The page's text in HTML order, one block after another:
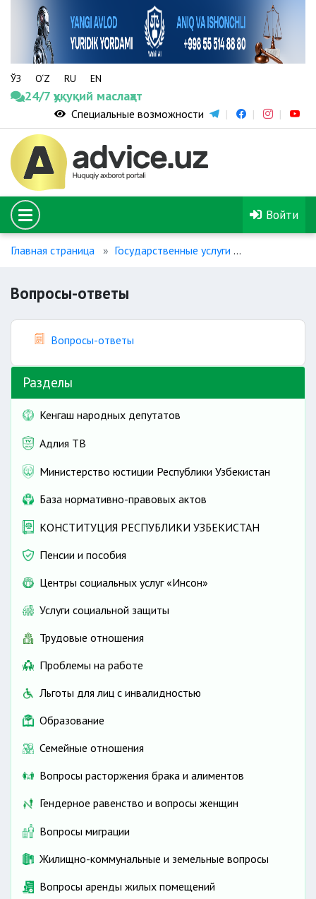
ЎЗ O‘Z RU EN
24/7 ҳуқуқий маслаҳат
Специальные возможности
Войти
Главная страница Государственные услуги
Вопросы-ответы
Вопросы-ответы
Разделы
Кенгаш народных депутатов
Адлия ТВ
Министерство юстиции Республики Узбекистан
База нормативно-правовых актов
КОНСТИТУЦИЯ РЕСПУБЛИКИ УЗБЕКИСТАН
Пенсии и пособия
Центры социальных услуг «Инсон»
Услуги социальной защиты
Трудовые отношения
Проблемы на работе
Льготы для лиц с инвалидностью
Образование
Семейные отношения
Вопросы расторжения брака и алиментов
Гендерное равенство и вопросы женщин
Вопросы миграции
Жилищно-коммунальные и земельные вопросы
Вопросы аренды жилых помещений